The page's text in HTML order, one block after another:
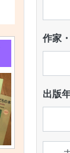
作家
出版